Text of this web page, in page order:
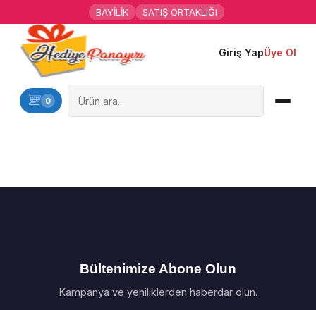
BAYİLİK SATIŞ ORTAKLIĞI
Giriş YapÜye Ol
0
Ana Sayfa
Kişiye Özel Hediyeler
Bültenimize Abone Olun
Kampanya ve yeniliklerden haberdar olun.